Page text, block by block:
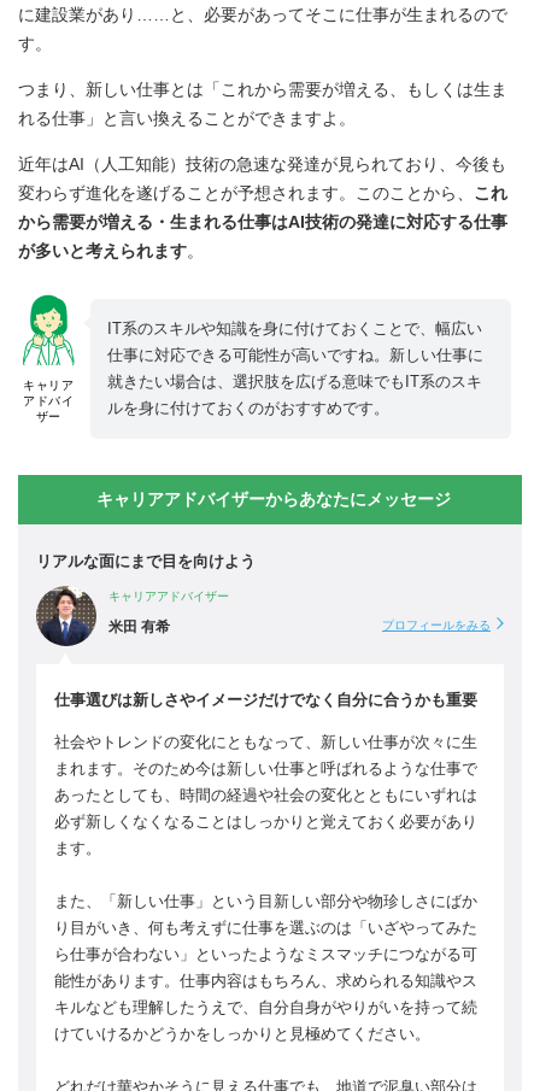
に建設業があり……と、必要があってそこに仕事が生まれるので
す。
つまり、新しい仕事とは「これから需要が増える、もしくは生ま
れる仕事」と言い換えることができますよ。
近年はAI（人工知能）技術の急速な発達が見られており、今後も
変わらず進化を遂げることが予想されます。このことから、 これ
から需要が増える・生まれる仕事はAI技術の発達に対応する仕事
が多いと考えられます。
キャリア
アドバイ
ザー
IT系のスキルや知識を身に付けておくことで、幅広い
仕事に対応できる可能性が高いですね。新しい仕事に
就きたい場合は、選択肢を広げる意味でもIT系のスキ
ルを身に付けておくのがおすすめです。
キャリアアドバイザーからあなたにメッセージ
リアルな面にまで目を向けよう
キャリアアドバイザー
米田 有希 プロフィールをみる
仕事選びは新しさやイメージだけでなく自分に合うかも重要
社会やトレンドの変化にともなって、新しい仕事が次々に生
まれます。そのため今は新しい仕事と呼ばれるような仕事で
あったとしても、時間の経過や社会の変化とともにいずれは
必ず新しくなくなることはしっかりと覚えておく必要があり
ます。
また、「新しい仕事」という目新しい部分や物珍しさにばか
り目がいき、何も考えずに仕事を選ぶのは「いざやってみた
ら仕事が合わない」といったようなミスマッチにつながる可
能性があります。仕事内容はもちろん、求められる知識やス
キルなども理解したうえで、自分自身がやりがいを持って続
けていけるかどうかをしっかりと見極めてください。
どれだけ華やかそうに見える仕事でも、地道で泥臭い部分は